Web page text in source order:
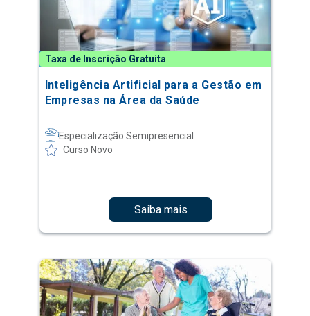
Taxa de Inscrição Gratuita
Inteligência Artificial para a Gestão em
Empresas na Área da Saúde
Especialização Semipresencial
Curso Novo
Saiba mais